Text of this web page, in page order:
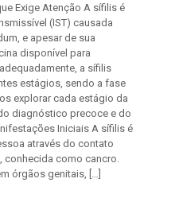
Exige Atenção A sífilis é
(IST) causada
e apesar de sua
disponível para
a sífilis
estágios, sendo a fase
explorar cada estágio da
diagnóstico precoce e do
Iniciais A sífilis é
através do contato
conhecida como cancro.
órgãos genitais, […]